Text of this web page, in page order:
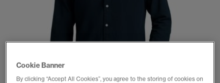
Cookie Banner
By clicking “Accept All Cookies”, you agree to the storing of cookies on